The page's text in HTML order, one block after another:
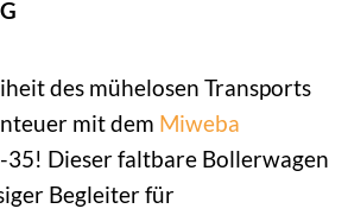
des mühelosen Transports
mit dem Miweba
35! Dieser faltbare Bollerwagen
Begleiter für